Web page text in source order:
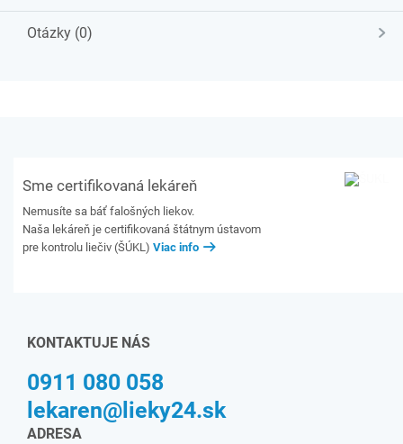
Otázky (0)
Sme certifikovaná lekáreň
Nemusíte sa báť falošných liekov.
Naša lekáreň je certifikovaná štátnym ústavom
pre kontrolu liečiv (ŠÚKL) Viac info
KONTAKTUJE NÁS
0911 080 058
lekaren@lieky24.sk
ADRESA